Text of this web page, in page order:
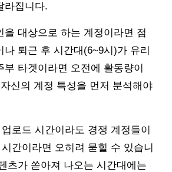
라집니다.
을 대상으로 하는 계정이라면 점
나 퇴근 후 시간대(6~9시)가 유리
타겟이라면 오전에 활동량이
신의 계정 특성을 먼저 분석해야
로드 시간이라도 경쟁 계정들이
간이라면 오히려 묻힐 수 있습니
츠가 쏟아져 나오는 시간대에는